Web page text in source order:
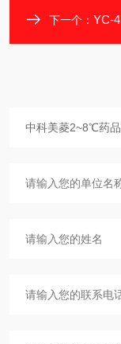
下一个： YC-